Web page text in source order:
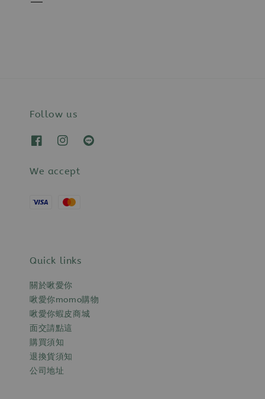
Follow us
We accept
Quick links
關於啾愛你
啾愛你momo購物
啾愛你蝦皮商城
面交請點這
購買須知
退換貨須知
公司地址